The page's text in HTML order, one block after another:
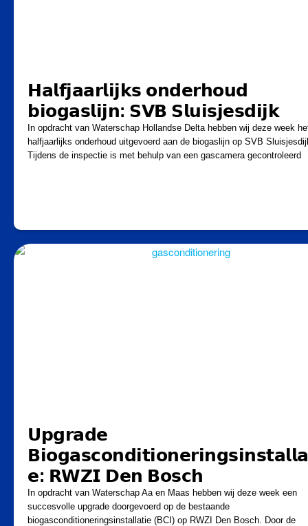
𝗛𝗮𝗹𝗳𝗷𝗮𝗮𝗿𝗹𝗶𝗷𝗸𝘀 𝗼𝗻𝗱𝗲𝗿𝗵𝗼𝘂𝗱
𝗯𝗶𝗼𝗴𝗮𝘀𝗹𝗶𝗷𝗻: 𝗦𝗩𝗕 𝗦𝗹𝘂𝗶𝘀𝗷𝗲𝘀𝗱𝗶𝗷𝗸
In opdracht van Waterschap Hollandse Delta hebben wij deze week
halfjaarlijks onderhoud uitgevoerd aan de biogaslijn op SVB
Tijdens de inspectie is met behulp van een gascamera gecontroleerd
𝗨𝗽𝗴𝗿𝗮𝗱𝗲
𝗲: 𝗥𝗪𝗭𝗜 𝗗𝗲𝗻 𝗕𝗼𝘀𝗰𝗵
In opdracht van Waterschap Aa en Maas hebben wij deze week een
succesvolle upgrade doorgevoerd op de bestaande
biogasconditioneringsinstallatie (BCI) op RWZI Den Bosch. Door de